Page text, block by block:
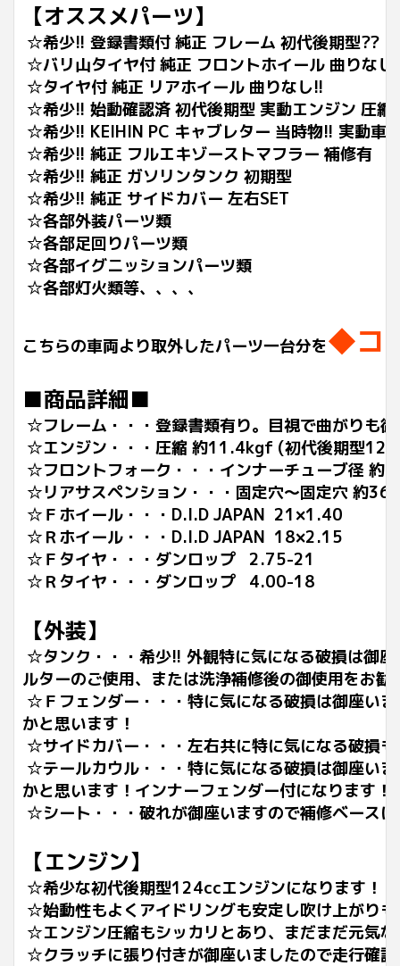
【オススメパーツ】
☆希少!! 登録書類付 純正 フレーム 初代後期型??
☆バリ山タイヤ付 純正 フロントホイール 曲りなし
☆タイヤ付 純正 リアホイール 曲りなし!!
☆希少!! 始動確認済 初代後期型 実動エンジン 圧
☆希少!! KEIHIN PC キャブレター 当時物!! 実動車
☆希少!! 純正 フルエキゾーストマフラー 補修有
☆希少!! 純正 ガソリンタンク 初期型
☆希少!! 純正 サイドカバー 左右SET
☆各部外装パーツ類
☆各部足回りパーツ類
☆各部イグニッションパーツ類
☆各部灯火類等、、、、
こちらの車両より取外したパーツ一台分を◆コ
■商品詳細■
☆フレーム・・・登録書類有り。目視で曲がりも
☆エンジン・・・圧縮 約11.4kgf (初代後期型
☆フロントフォーク・・・インナーチューブ径
☆リアサスペンション・・・固定穴～固定穴 約
☆Ｆホイール・・・D.I.D JAPAN 21×1.40
☆Ｒホイール・・・D.I.D JAPAN 18×2.15
☆Ｆタイヤ・・・ダンロップ 2.75-21
☆Ｒタイヤ・・・ダンロップ 4.00-18
【外装】
☆タンク・・・希少!! 外観特に気になる破損は御
ルターのご使用、または洗浄補修後の御使用をお
☆Ｆフェンダー・・・特に気になる破損は御座い
かと思います！
☆サイドカバー・・・左右共に特に気になる破損
☆テールカウル・・・特に気になる破損は御座い
かと思います！インナーフェンダー付になります！
☆シート・・・破れが御座いますので補修ベース
【エンジン】
☆希少な初代後期型124ccエンジンになります！
☆始動性もよくアイドリングも安定し吹け上がり
☆エンジン圧縮もシッカリとあり、まだまだ元気
☆クラッチに張り付きが御座いましたので走行確